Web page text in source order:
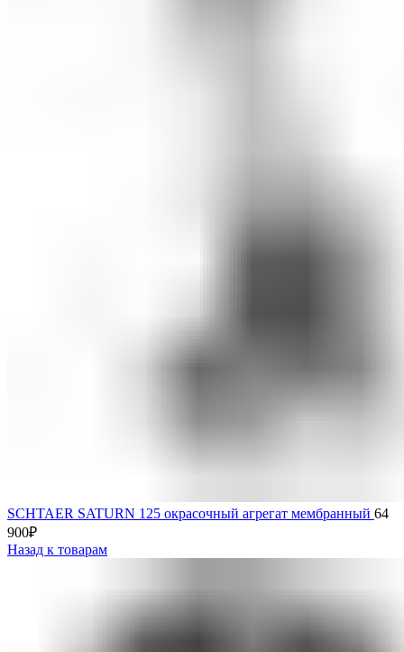
SCHTAER SATURN 125 окрасочный агрегат мембранный 64
900₽
Назад к товарам